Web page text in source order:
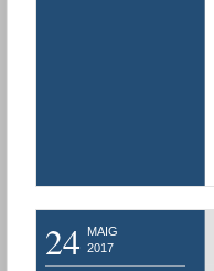
24
MAIG
2017